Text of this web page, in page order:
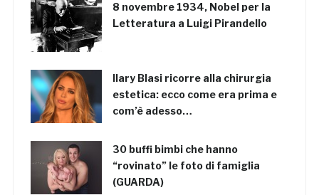
8 novembre 1934, Nobel per la
Letteratura a Luigi Pirandello
Ilary Blasi ricorre alla chirurgia
estetica: ecco come era prima e
com’è adesso…
30 buffi bimbi che hanno
“rovinato” le foto di famiglia
(GUARDA)